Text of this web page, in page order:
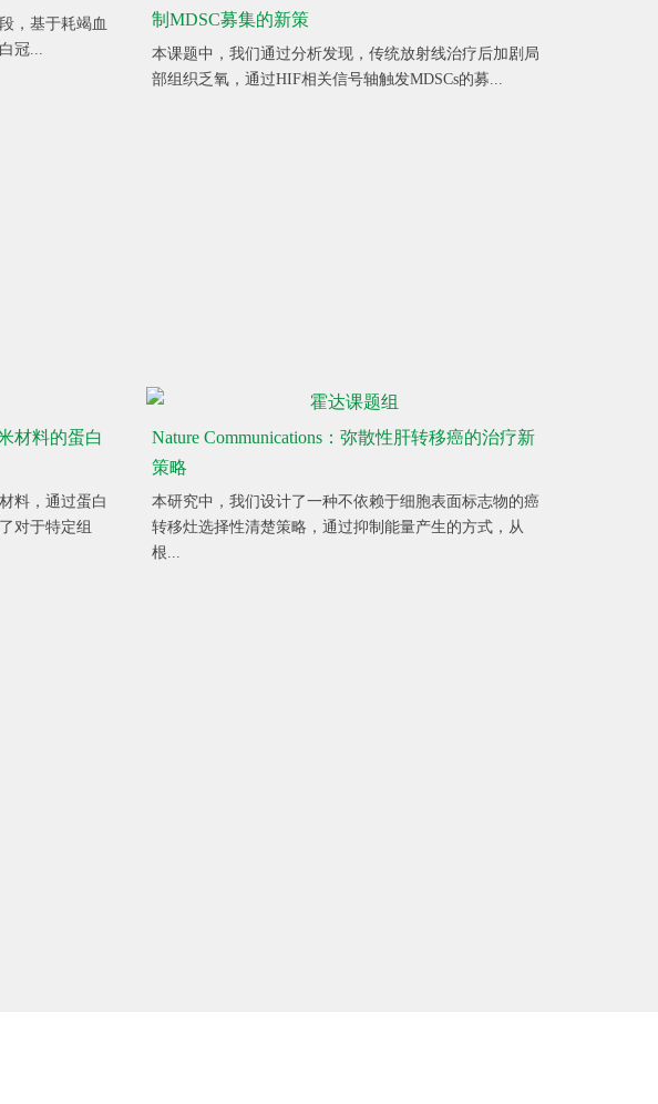
，基于耗竭血
冠...
制MDSC募集的新策
本课题中，我们通过分析发现，传统放射线治疗后加剧局
部组织乏氧，通过HIF相关信号轴触发MDSCs的募...
材料的蛋白
料，通过蛋白
对于特定组
Nature Communications：弥散性肝转移癌的治疗新
策略
本研究中，我们设计了一种不依赖于细胞表面标志物的癌
转移灶选择性清楚策略，通过抑制能量产生的方式，从
根...